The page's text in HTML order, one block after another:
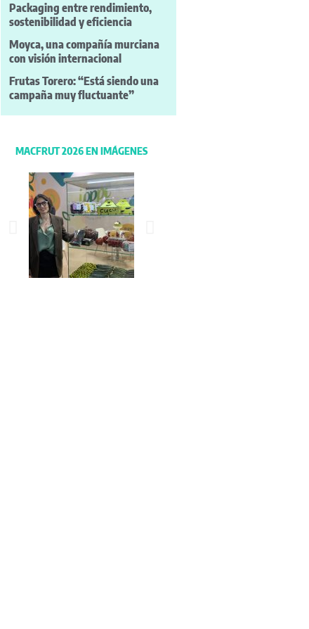
Packaging entre rendimiento,
sostenibilidad y eficiencia
Moyca, una compañía murciana
con visión internacional
Frutas Torero: “Está siendo una
campaña muy fluctuante”
MACFRUT 2026 EN IMÁGENES